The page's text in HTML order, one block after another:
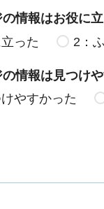
情報はお役に
った
2：
情報は見つけ
やすかった